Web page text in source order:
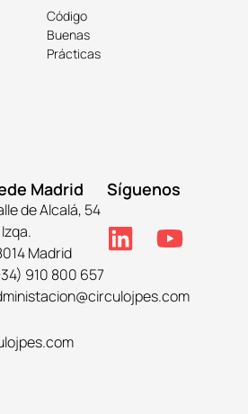
Código
Buenas
Prácticas
Madrid
de Alcalá, 54
Izqa.
Madrid
910 800 657
Síguenos